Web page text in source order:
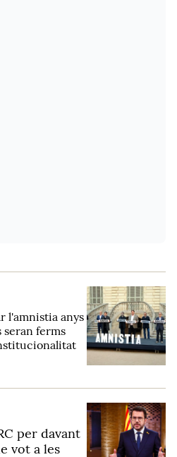
l'amnistia anys
seran ferms
per davant
vot a les